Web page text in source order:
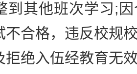
到其他班次学习;
不合格，违反校规
拒绝入伍经教育无